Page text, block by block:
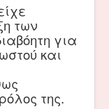
των
για
και
της.